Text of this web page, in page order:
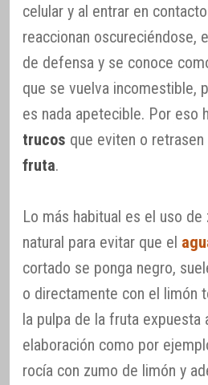
celular y al entrar en
reaccionan oscureciéndose,
de defensa y se conoce
que se vuelva incomestible,
es nada apetecible. Por eso
trucos que eviten o retrasen
fruta.
Lo más habitual es el uso de
natural para evitar que el
cortado se ponga negro,
o directamente con el limón
la pulpa de la fruta expuesta
elaboración como por
rocía con zumo de limón y